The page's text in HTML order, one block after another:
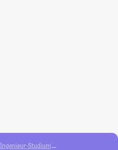
Ingenieur-Studium